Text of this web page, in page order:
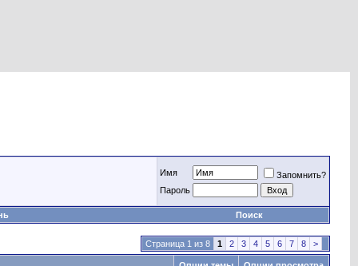
Имя
Запомнить?
Пароль
Поиск
Страница 1 из 8 1 2 3 4 5 6 7 8 >